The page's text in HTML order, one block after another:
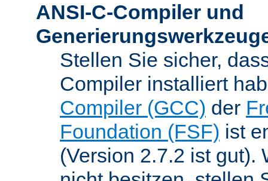
ANSI-C-Compiler und
Stellen Sie sicher,
Compiler installiert
Compiler (GCC) der
Foundation (FSF) ist
(Version 2.7.2 ist gut).